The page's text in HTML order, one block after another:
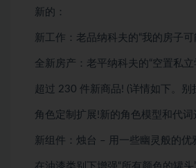
新的：
新工作：老品纳科夫的“我的房子
全新房产：老平纳科夫的“空置私
超过 230 件新商品! (详情如下。
角色定制扩展!新的角色模型和代词
新组件：烛台 – 用一些幽灵般的优